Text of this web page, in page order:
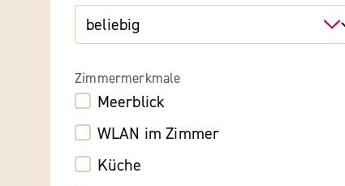
Zimmermerkmale
Meerblick
WLAN im Zimmer
Küche